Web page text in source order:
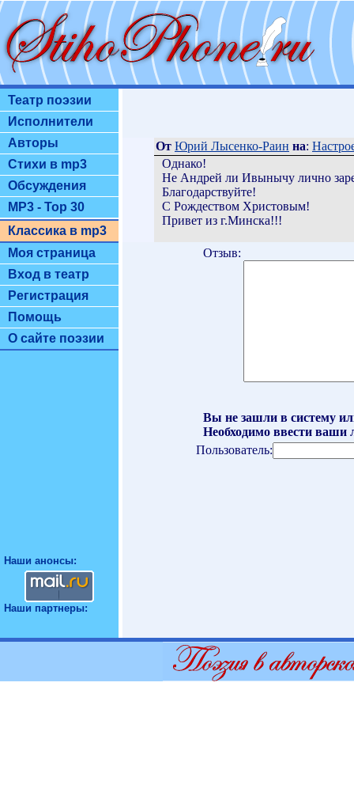
Театр поэзии
Исполнители
Авторы
Стихи в mp3
Обсуждения
MP3 - Top 30
Классика в mp3
Моя страница
Вход в театр
Регистрация
Помощь
О сайте поэзии
Наши анонсы:
Наши партнеры:
От Юрий Лысенко-Раин на:
Однако!
Не Андрей ли Ивынычу лично
Благодарствуйте!
С Рождеством Христовым!
Привет из г.Минска!!!
Отзыв:
Вы не зашли в систему
Необходимо ввести ваши
Пользователь: